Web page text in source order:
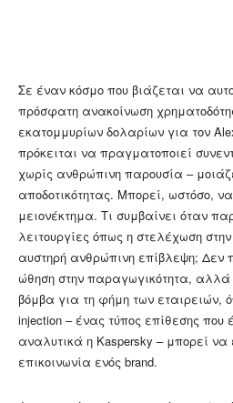
Σε έναν κόσμο που βιάζεται να
πρόσφατη ανακοίνωση
εκατομμυρίων δολαρίων για τον
πρόκειται να πραγματοποιεί
χωρίς ανθρώπινη παρουσία –
αποδοτικότητας. Μπορεί, ωστόσο,
μειονέκτημα. Τι συμβαίνει όταν
λειτουργίες όπως η στελέχωση
αυστηρή ανθρώπινη επίβλεψη; Δεν
ώθηση στην παραγωγικότητα,
βόμβα για τη φήμη των εταιρειών,
injection – ένας τύπος επίθεσης που
αναλυτικά η Kaspersky – μπορεί να
επικοινωνία ενός brand.